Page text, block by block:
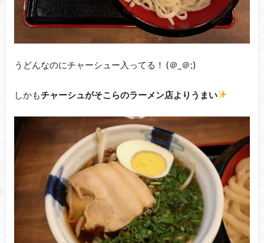
うどんなのにチャーシュー入ってる！ (＠_＠;)
しかもチャーシュがそこらのラーメン店よりうまい